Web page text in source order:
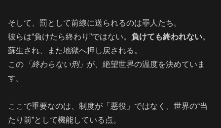
そして、罰として前線に送られるのは罪人たち。
彼らは“負けたら終わり”ではない。 負けても終われない。
蘇生され、また地獄へ押し戻される。
この 「終わらない刑」 が、絶望世界の温度を決めていま
す。
ここで重要なのは、制度が「悪役」ではなく、世界の“当
たり前”として機能している点。